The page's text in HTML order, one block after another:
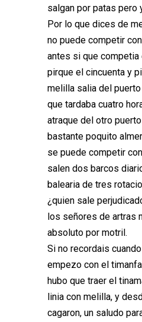
salgan por patas pero
Por lo que dices de
no puede competir
antes si que competia
pirque el cincuenta y
melilla salia del
que tardaba cuatro
atraque del otro
bastante poquito
se puede competir
salen dos barcos
balearia de tres
¿quien sale
los señores de artras
absoluto por motril.
Si no recordais
empezo con el
hubo que traer el
linia con melilla, y
cagaron, un saludo